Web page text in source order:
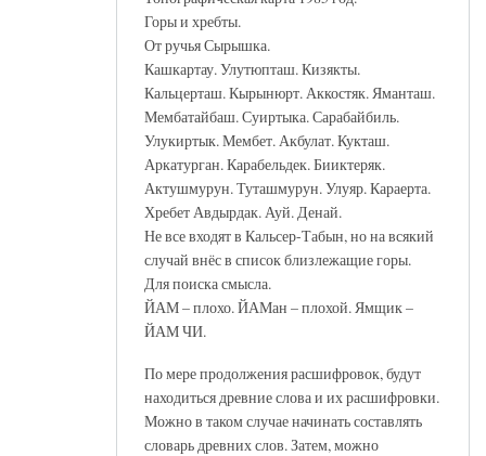
Горы и хребты.
От ручья Сырышка.
Кашкартау. Улутюпташ. Кизякты.
Кальцерташ. Кырынюрт. Аккостяк. Яманташ.
Мембатайбаш. Суиртыка. Сарабайбиль.
Улукиртык. Мембет. Акбулат. Кукташ.
Аркатурган. Карабельдек. Бииктеряк.
Актушмурун. Туташмурун. Улуяр. Караерта.
Хребет Авдырдак. Ауй. Денай.
Не все входят в Кальсер-Табын, но на всякий
случай внёс в список близлежащие горы.
Для поиска смысла.
ЙАМ – плохо. ЙАМан – плохой. Ямщик –
ЙАМ ЧИ.
По мере продолжения расшифровок, будут
находиться древние слова и их расшифровки.
Можно в таком случае начинать составлять
словарь древних слов. Затем, можно